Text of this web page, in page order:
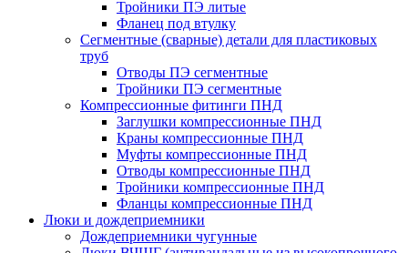
Тройники ПЭ литые
Фланец под втулку
Сегментные (сварные) детали для пластиковых
труб
Отводы ПЭ сегментные
Тройники ПЭ сегментные
Компрессионные фитинги ПНД
Заглушки компрессионные ПНД
Краны компрессионные ПНД
Муфты компрессионные ПНД
Отводы компрессионные ПНД
Тройники компрессионные ПНД
Фланцы компрессионные ПНД
Люки и дождеприемники
Дождеприемники чугунные